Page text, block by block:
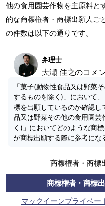
他の食用園芸作物を主原料と
的な商標権者・商標出願人ご
の件数は以下の通りです。
弁理士
大瀬 佳之のコメ
「菓子(動物性食品又は野菜
するものを除く)」において
標を出願しているのか確認し
品又は野菜その他の食用園芸
く)」においてどのような商
が商標出願する際に参考にな
商標権者・商標
商標権者・商標
マックイーンプライベー